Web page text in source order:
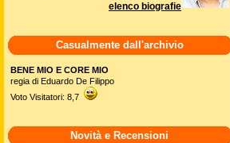
elenco biografie
Casualmente dall'archivio
BENE MIO E CORE MIO
regia di Eduardo De Filippo
Voto Visitatori: 8,7
Novità e Recensioni